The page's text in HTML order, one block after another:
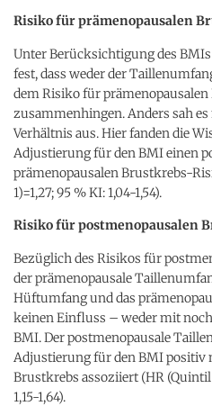
Risiko für prämenopausalen
Unter Berücksichtigung des
fest, dass weder der
dem Risiko für
zusammenhingen. Anders sah
Verhältnis aus. Hier fanden die
Adjustierung für den BMI einen
prämenopausalen Brustkrebs-
1)=1,27; 95 % KI: 1,04-1,54).
Risiko für postmenopausalen
Bezüglich des Risikos für
der prämenopausale
Hüftumfang und das
keinen Einfluss – weder mit
BMI. Der postmenopausale
Adjustierung für den BMI positiv
Brustkrebs assoziiert (HR (Quintil
1,15-1,64).